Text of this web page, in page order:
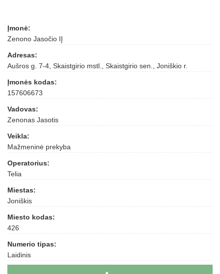
Įmonė:
Zenono Jasočio IĮ
Adresas:
Aušros g. 7-4, Skaistgirio mstl., Skaistgirio sen., Joniškio r.
Įmonės kodas:
157606673
Vadovas:
Zenonas Jasotis
Veikla:
Mažmeninė prekyba
Operatorius:
Telia
Miestas:
Joniškis
Miesto kodas:
426
Numerio tipas:
Laidinis